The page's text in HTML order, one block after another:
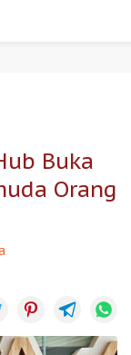
Buka
Orang